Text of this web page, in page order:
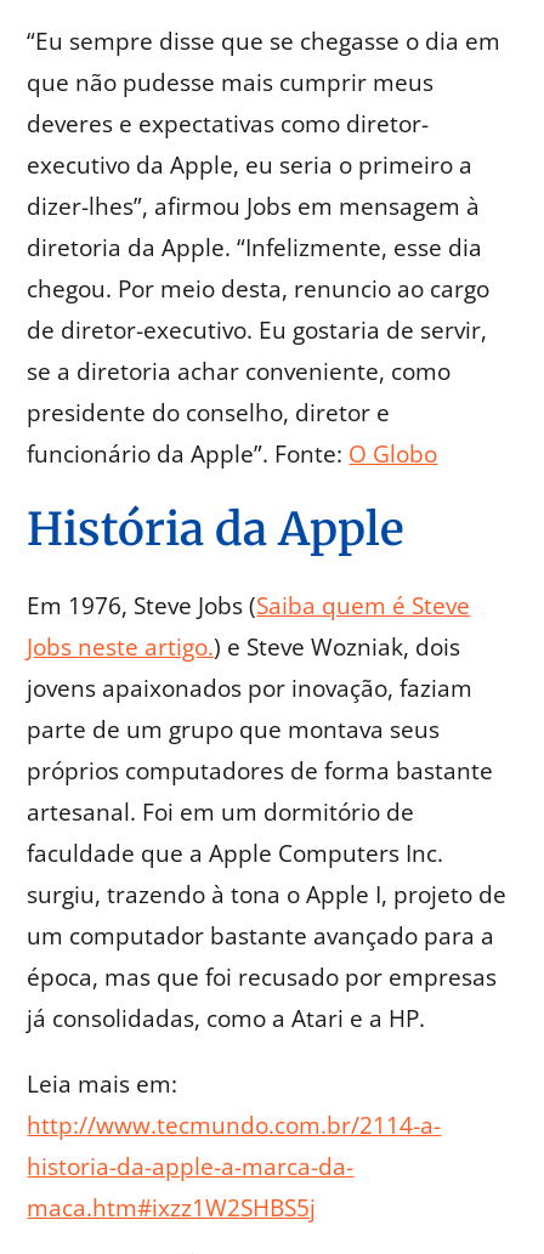
“Eu sempre disse que se chegasse o dia em
que não pudesse mais cumprir meus
deveres e expectativas como diretor-
executivo da Apple, eu seria o primeiro a
dizer-lhes”, afirmou Jobs em mensagem à
diretoria da Apple. “Infelizmente, esse dia
chegou. Por meio desta, renuncio ao cargo
de diretor-executivo. Eu gostaria de servir,
se a diretoria achar conveniente, como
presidente do conselho, diretor e
funcionário da Apple”. Fonte: O Globo
História da Apple
Em 1976, Steve Jobs (Saiba quem é Steve
Jobs neste artigo.) e Steve Wozniak, dois
jovens apaixonados por inovação, faziam
parte de um grupo que montava seus
próprios computadores de forma bastante
artesanal. Foi em um dormitório de
faculdade que a Apple Computers Inc.
surgiu, trazendo à tona o Apple I, projeto de
um computador bastante avançado para a
época, mas que foi recusado por empresas
já consolidadas, como a Atari e a HP.
Leia mais em:
http://www.tecmundo.com.br/2114-a-
historia-da-apple-a-marca-da-
maca.htm#ixzz1W2SHBS5j